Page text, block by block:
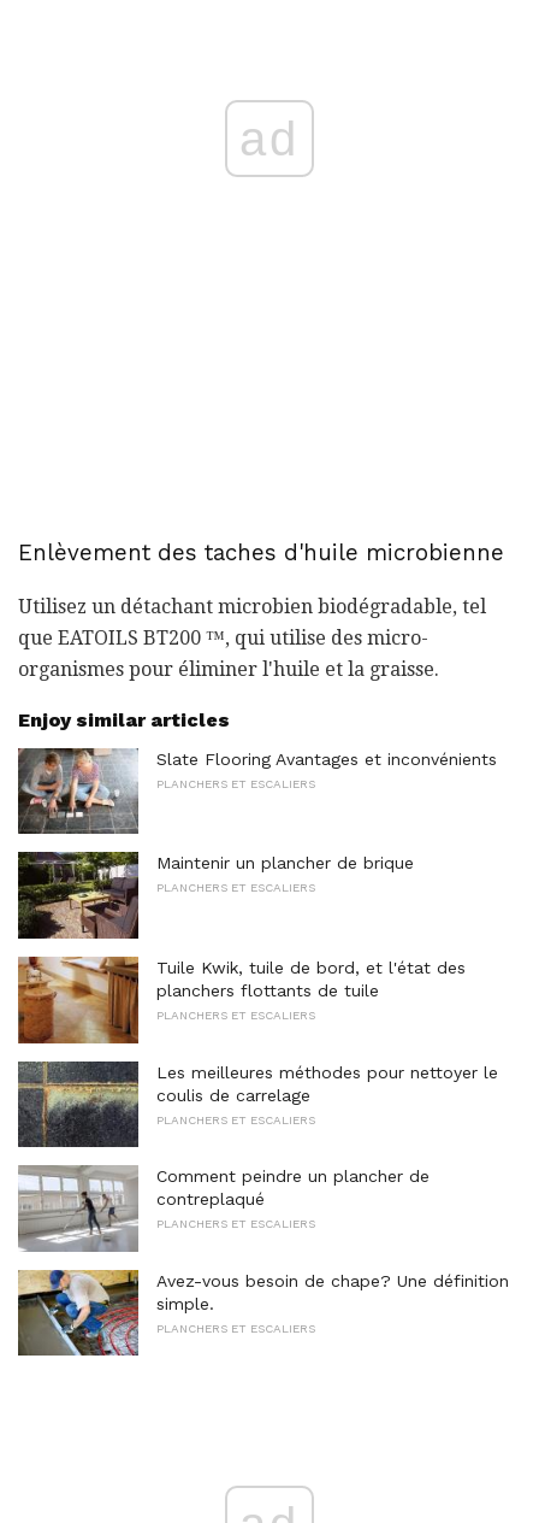
ad
Enlèvement des taches d'huile microbienne
Utilisez un détachant microbien biodégradable, tel
que EATOILS BT200 ™, qui utilise des micro-
organismes pour éliminer l'huile et la graisse.
Enjoy similar articles
Slate Flooring Avantages et inconvénients
PLANCHERS ET ESCALIERS
Maintenir un plancher de brique
PLANCHERS ET ESCALIERS
Tuile Kwik, tuile de bord, et l'état des
planchers flottants de tuile
PLANCHERS ET ESCALIERS
Les meilleures méthodes pour nettoyer le
coulis de carrelage
PLANCHERS ET ESCALIERS
Comment peindre un plancher de
contreplaqué
PLANCHERS ET ESCALIERS
Avez-vous besoin de chape? Une définition
simple.
PLANCHERS ET ESCALIERS